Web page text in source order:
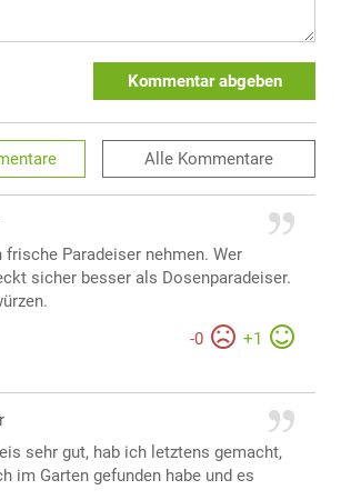
Kommentar abgeben
Alle Kommentare
Paradeiser nehmen. Wer
sicher besser als Dosenparadeiser.
-0 +1
sehr gut, hab ich letztens gemacht,
im Garten gefunden habe und es